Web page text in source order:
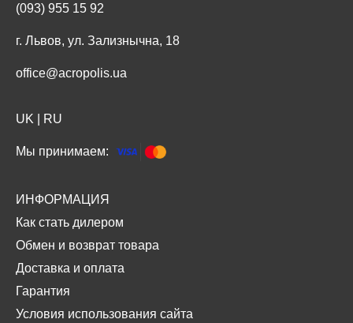
(093) 955 15 92
г. Львов, ул. Зализнычна, 18
office@acropolis.ua
UK RU
Мы принимаем:
ИНФОРМАЦИЯ
Как стать дилером
Обмен и возврат товара
Доставка и оплата
Гарантия
Условия использования сайта